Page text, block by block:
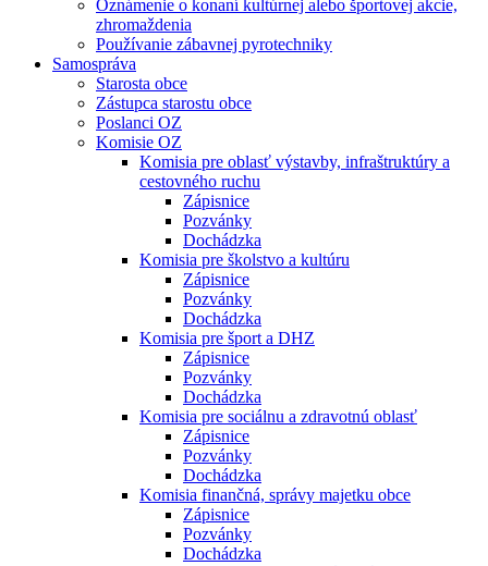
Oznámenie o konaní kultúrnej alebo športovej akcie,
zhromaždenia
Používanie zábavnej pyrotechniky
Samospráva
Starosta obce
Zástupca starostu obce
Poslanci OZ
Komisie OZ
Komisia pre oblasť výstavby, infraštruktúry a
cestovného ruchu
Zápisnice
Pozvánky
Dochádzka
Komisia pre školstvo a kultúru
Zápisnice
Pozvánky
Dochádzka
Komisia pre šport a DHZ
Zápisnice
Pozvánky
Dochádzka
Komisia pre sociálnu a zdravotnú oblasť
Zápisnice
Pozvánky
Dochádzka
Komisia finančná, správy majetku obce
Zápisnice
Pozvánky
Dochádzka